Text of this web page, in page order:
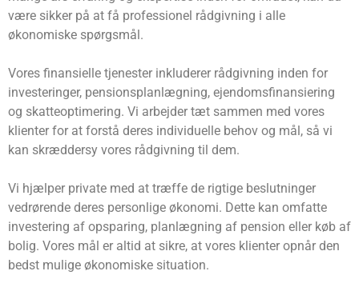
være sikker på at få professionel rådgivning i alle
økonomiske spørgsmål.
Vores finansielle tjenester inkluderer rådgivning inden for
investeringer, pensionsplanlægning, ejendomsfinansiering
og skatteoptimering. Vi arbejder tæt sammen med vores
klienter for at forstå deres individuelle behov og mål, så vi
kan skræddersy vores rådgivning til dem.
Vi hjælper private med at træffe de rigtige beslutninger
vedrørende deres personlige økonomi. Dette kan omfatte
investering af opsparing, planlægning af pension eller køb af
bolig. Vores mål er altid at sikre, at vores klienter opnår den
bedst mulige økonomiske situation.